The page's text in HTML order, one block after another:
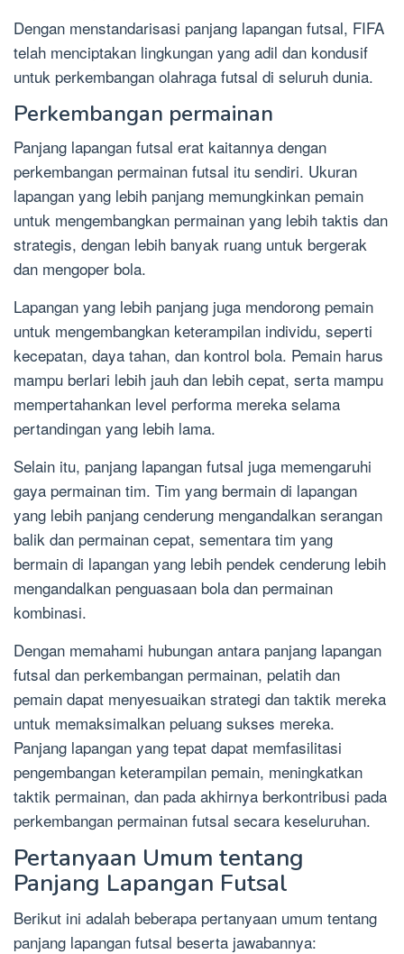
Dengan menstandarisasi panjang lapangan futsal, FIFA
telah menciptakan lingkungan yang adil dan kondusif
untuk perkembangan olahraga futsal di seluruh dunia.
Perkembangan permainan
Panjang lapangan futsal erat kaitannya dengan
perkembangan permainan futsal itu sendiri. Ukuran
lapangan yang lebih panjang memungkinkan pemain
untuk mengembangkan permainan yang lebih taktis dan
strategis, dengan lebih banyak ruang untuk bergerak
dan mengoper bola.
Lapangan yang lebih panjang juga mendorong pemain
untuk mengembangkan keterampilan individu, seperti
kecepatan, daya tahan, dan kontrol bola. Pemain harus
mampu berlari lebih jauh dan lebih cepat, serta mampu
mempertahankan level performa mereka selama
pertandingan yang lebih lama.
Selain itu, panjang lapangan futsal juga memengaruhi
gaya permainan tim. Tim yang bermain di lapangan
yang lebih panjang cenderung mengandalkan serangan
balik dan permainan cepat, sementara tim yang
bermain di lapangan yang lebih pendek cenderung lebih
mengandalkan penguasaan bola dan permainan
kombinasi.
Dengan memahami hubungan antara panjang lapangan
futsal dan perkembangan permainan, pelatih dan
pemain dapat menyesuaikan strategi dan taktik mereka
untuk memaksimalkan peluang sukses mereka.
Panjang lapangan yang tepat dapat memfasilitasi
pengembangan keterampilan pemain, meningkatkan
taktik permainan, dan pada akhirnya berkontribusi pada
perkembangan permainan futsal secara keseluruhan.
Pertanyaan Umum tentang
Panjang Lapangan Futsal
Berikut ini adalah beberapa pertanyaan umum tentang
panjang lapangan futsal beserta jawabannya: